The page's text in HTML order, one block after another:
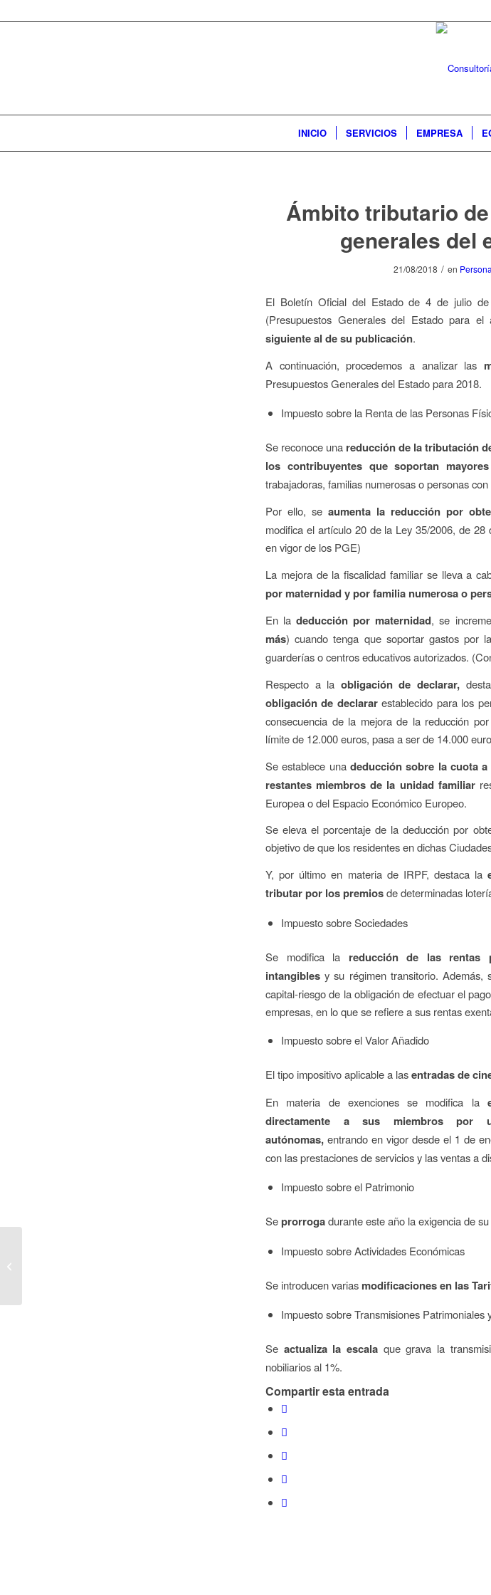
INICIO SERVICIOS EMPRESA
Ámbito tributario
generales del
21/08/2018 / en
El Boletín Oficial del Estado de 4 de julio
(Presupuestos Generales del Estado para el
siguiente al de su publicación.
A continuación, procedemos a analizar las
Presupuestos Generales del Estado para 2018.
Impuesto sobre la Renta de las Personas
Se reconoce una reducción de la tributación
los contribuyentes que soportan
trabajadoras, familias numerosas o personas
Por ello, se aumenta la reducción por
modifica el artículo 20 de la Ley 35/2006, de
en vigor de los PGE)
La mejora de la fiscalidad familiar se lleva a
por maternidad y por familia numerosa o
En ladeducción por maternidad, se
más) cuando tenga que soportar gastos por
guarderías o centros educativos autorizados.
Respecto a la obligación de declarar,
obligación de declararestablecido para los
consecuencia de la mejora de la reducción
límite de 12.000 euros, pasa a ser de 14.000
Se establece una deducción sobre la cuota
restantes miembros de la unidad familiar
Europea o del Espacio Económico Europeo.
Se eleva el porcentaje de la deducción por
objetivo de que los residentes en dichas
Y, por último en materia de IRPF, destaca la
tributar por los premiosde determinadas
Impuesto sobre Sociedades
Se modifica la reducción de las rentas
intangibles y su régimen transitorio.
capital-riesgo de la obligación de efectuar el
empresas, en lo que se refiere a sus rentas
Impuesto sobre el Valor Añadido
El tipo impositivo aplicable a lasentradas de
En materia de exenciones se modifica la
directamente a sus miembros por
autónomas, entrando en vigor desde el 1 de
con las prestaciones de servicios y las ventas a
Impuesto sobre el Patrimonio
Seprorrogadurante este año la exigencia de
Impuesto sobre Actividades Económicas
Se introducen varias modificaciones en las
Impuesto sobre Transmisiones
Se actualiza la escala que grava la
nobiliarios al 1%.
Compartir esta entrada